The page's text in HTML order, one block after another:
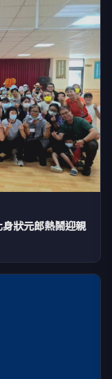
狀元郎熱鬧迎親